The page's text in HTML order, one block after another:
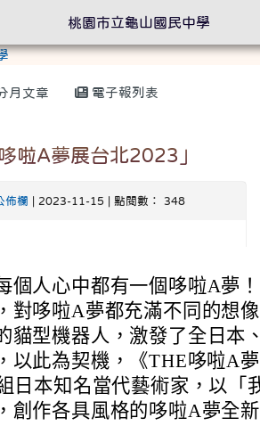
月文章 電子報列表
啦A夢展台北2023」
佈欄 | 2023-11-15 | 點閱數： 348
每個人心中都有一個哆啦A夢
對哆啦A夢都充滿不同的想
貓型機器人，激發了全日本
以此為契機，《THE哆啦A
日本知名當代藝術家，以「
創作各具風格的哆啦A夢全
桃園市立龜山國民中學